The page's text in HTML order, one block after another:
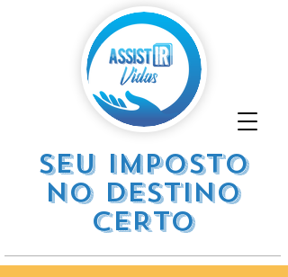
SEU IMPOSTO
NO DESTINO
CERTO